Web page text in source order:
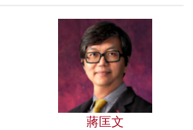
蔣匡文